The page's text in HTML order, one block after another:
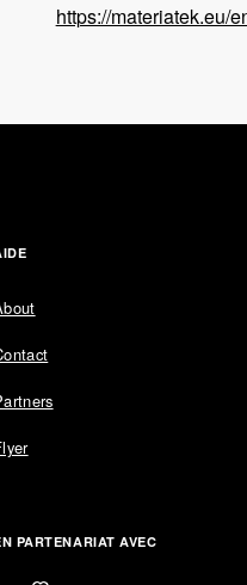
https://materiatek.eu/
PARTENARIAT AVEC